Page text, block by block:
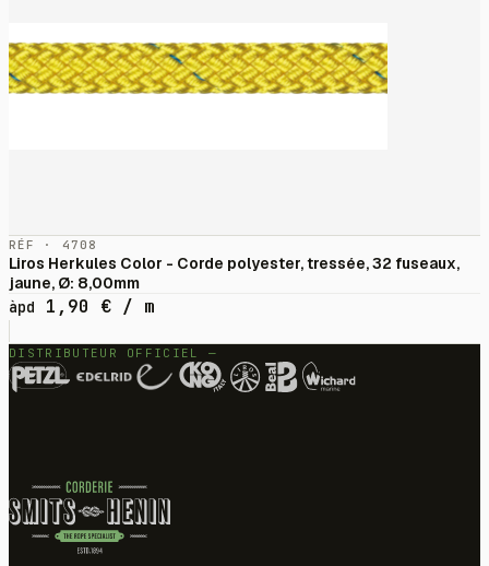
RÉF · 4708
Liros Herkules Color - Corde polyester, tressée, 32 fuseaux,
jaune, Ø: 8,00mm
àpd
1,90 € / m
DISTRIBUTEUR OFFICIEL —